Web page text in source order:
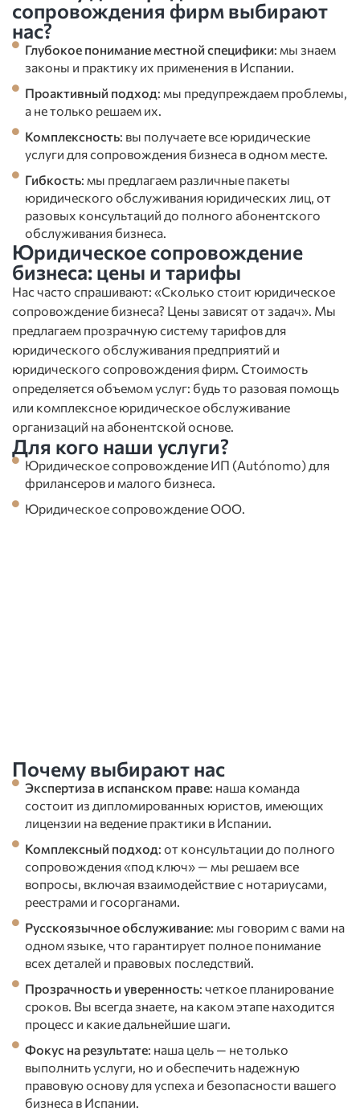
сопровождения фирм выбирают
нас?
Глубокое понимание местной специфики: мы знаем
законы и практику их применения в Испании.
Проактивный подход: мы предупреждаем проблемы,
а не только решаем их.
Комплексность: вы получаете все юридические
услуги для сопровождения бизнеса в одном месте.
Гибкость: мы предлагаем различные пакеты
юридического обслуживания юридических лиц, от
разовых консультаций до полного абонентского
обслуживания бизнеса.
Юридическое сопровождение
бизнеса: цены и тарифы
Нас часто спрашивают: «Сколько стоит юридическое
сопровождение бизнеса? Цены зависят от задач». Мы
предлагаем прозрачную систему тарифов для
юридического обслуживания предприятий и
юридического сопровождения фирм. Стоимость
определяется объемом услуг: будь то разовая помощь
или комплексное юридическое обслуживание
организаций на абонентской основе.
Для кого наши услуги?
Юридическое сопровождение ИП (Autónomo) для
фрилансеров и малого бизнеса.
Юридическое сопровождение ООО.
Почему выбирают нас
Экспертиза в испанском праве: наша команда
состоит из дипломированных юристов, имеющих
лицензии на ведение практики в Испании.
Комплексный подход: от консультации до полного
сопровождения «под ключ» — мы решаем все
вопросы, включая взаимодействие с нотариусами,
реестрами и госорганами.
Русскоязычное обслуживание: мы говорим с вами на
одном языке, что гарантирует полное понимание
всех деталей и правовых последствий.
Прозрачность и уверенность: четкое планирование
сроков. Вы всегда знаете, на каком этапе находится
процесс и какие дальнейшие шаги.
Фокус на результате: наша цель — не только
выполнить услуги, но и обеспечить надежную
правовую основу для успеха и безопасности вашего
бизнеса в Испании.